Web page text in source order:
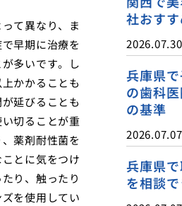
て異なり、ま
早期に治療を
多いです。し
かかることも
延びることも
切ることが重
薬剤耐性菌を
とに気をつけ
り、触ったり
を使用してい
社おすす
2026.07.30
兵庫県
の歯科
の基準
2026.07.07
兵庫県
を相談